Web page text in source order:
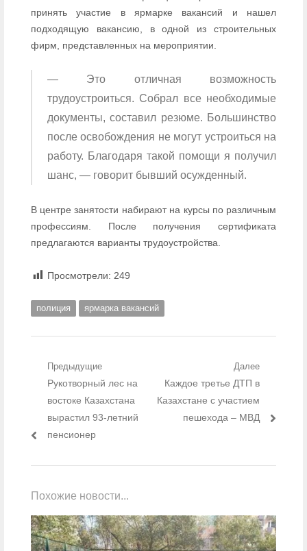
принять участие в ярмарке вакансий и нашел
подходящую вакансию, в одной из строительных
фирм, представленных на мероприятии.
— Это отличная возможность
трудоустроиться. Собрал все необходимые
документы, составил резюме. Большинство
после освобождения не могут устроиться на
работу. Благодаря такой помощи я получил
шанс, — говорит бывший осужденный.
В центре занятости набирают на курсы по различным
профессиям. После получения сертификата
предлагаются варианты трудоустройства.
Просмотрели: 249
полиция ярмарка вакансий
Навигация по записям
Предыдущие
Предыдущий пост:
Рукотворный лес на
востоке Казахстана
вырастил 93-летний
пенсионер
Далее
Следующий пост:
Каждое третье ДТП в
Казахстане с участием
пешехода – МВД
Похожие новости...